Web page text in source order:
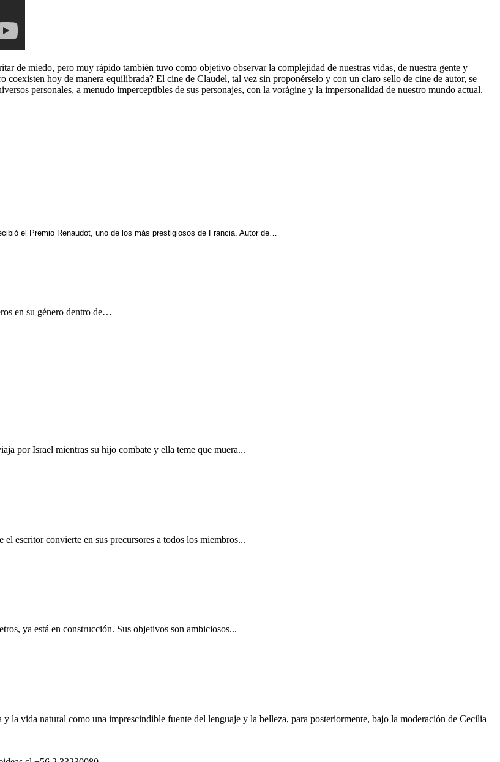
de miedo, pero muy rápido también tuvo como objetivo observar la complejidad de nuestras vidas, de nuestra gente y
coexisten hoy de manera equilibrada? El cine de Claudel, tal vez sin proponérselo y con un claro sello de cine de autor, se
personales, a menudo imperceptibles de sus personajes, con la vorágine y la impersonalidad de nuestro mundo actual.
el Premio Renaudot, uno de los más prestigiosos de Francia. Autor de…
en su género dentro de…
por Israel mientras su hijo combate y ella teme que muera...
escritor convierte en sus precursores a todos los miembros...
ya está en construcción. Sus objetivos son ambiciosos...
la vida natural como una imprescindible fuente del lenguaje y la belleza, para posteriormente, bajo la moderación de Cecilia